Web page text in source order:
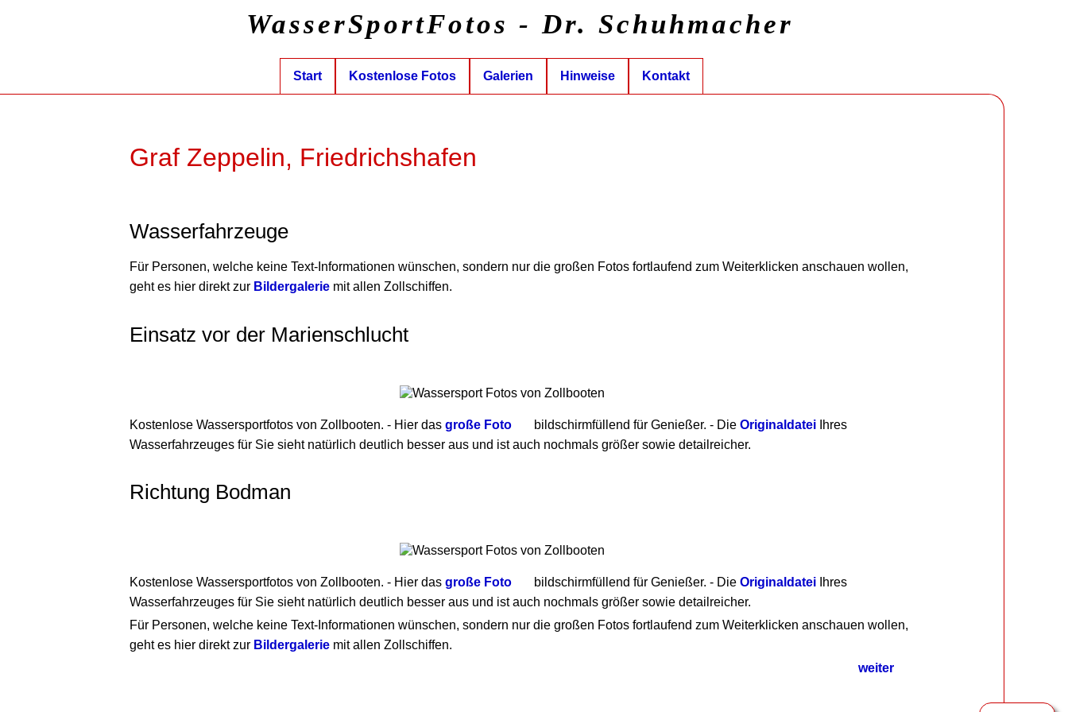
Graf Zeppelin, Friedrichshafen
Wasserfahrzeuge
Für Personen, welche keine Text-Informationen wünschen, sondern nur die großen Fotos fortlaufend zum Weiterklicken anschauen wollen,
geht es hier direkt zur Bildergaleriemit allen Zollschiffen.
Einsatz vor der Marienschlucht
Kostenlose Wassersportfotos von Zollbooten. - Hier das große Foto bildschirmfüllend für Genießer. - Die OriginaldateiIhres
Wasserfahrzeuges für Sie sieht natürlich deutlich besser aus und ist auch nochmals größer sowie detailreicher.
Richtung Bodman
Kostenlose Wassersportfotos von Zollbooten. - Hier das große Foto bildschirmfüllend für Genießer. - Die OriginaldateiIhres
Wasserfahrzeuges für Sie sieht natürlich deutlich besser aus und ist auch nochmals größer sowie detailreicher.
Für Personen, welche keine Text-Informationen wünschen, sondern nur die großen Fotos fortlaufend zum Weiterklicken anschauen wollen,
geht es hier direkt zur Bildergaleriemit allen Zollschiffen.
weiter
WasserSportFotos - Dr. Schuhmacher
Start Kostenlose Fotos Galerien Hinweise Kontakt